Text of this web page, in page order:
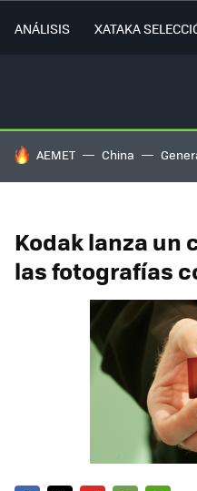
ANÁLISIS XATAKA
HOY SE HABLA DE
AEMET China
Kodak lanza un
las fotografías